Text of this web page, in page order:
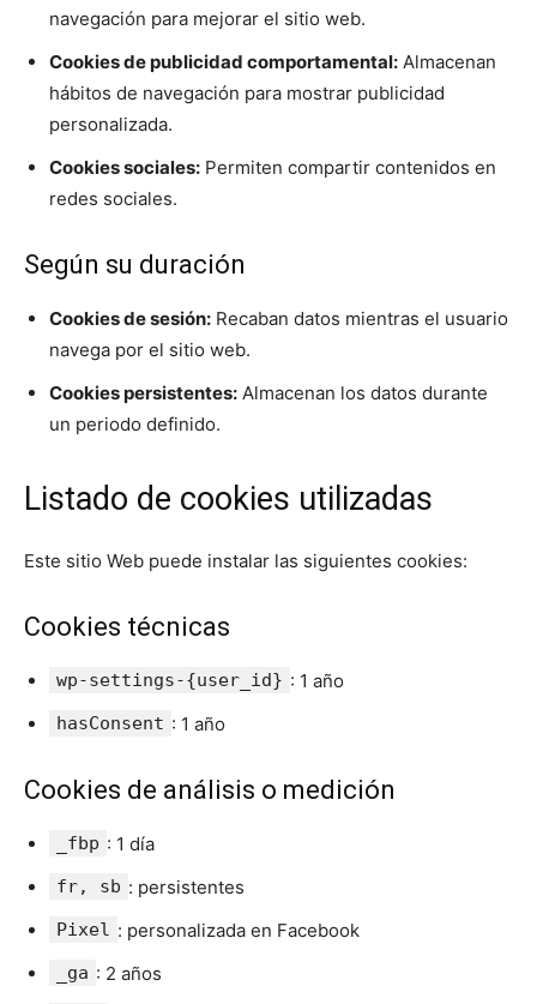
navegación para mejorar el sitio web.
Cookies de publicidad comportamental: Almacenan
hábitos de navegación para mostrar publicidad
personalizada.
Cookies sociales: Permiten compartir contenidos en
redes sociales.
Según su duración
Cookies de sesión: Recaban datos mientras el usuario
navega por el sitio web.
Cookies persistentes: Almacenan los datos durante
un periodo definido.
Listado de cookies utilizadas
Este sitio Web puede instalar las siguientes cookies:
Cookies técnicas
wp-settings-{user_id} : 1 año
hasConsent : 1 año
Cookies de análisis o medición
_fbp : 1 día
fr, sb : persistentes
Pixel : personalizada en Facebook
_ga : 2 años